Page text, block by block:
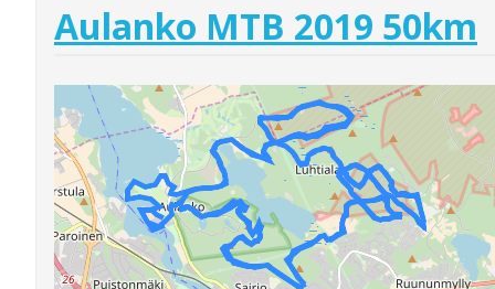
Aulanko MTB 2019 50km